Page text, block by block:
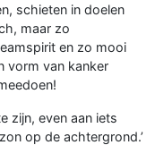
schieten in doelen
maar zo
en zo mooi
vorm van kanker
zijn, even aan iets
op de achtergrond.’